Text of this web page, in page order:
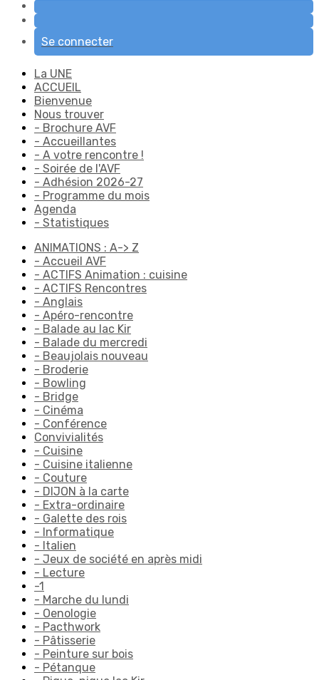
Se connecter
La UNE
ACCUEIL
Bienvenue
Nous trouver
- Brochure AVF
- Accueillantes
- A votre rencontre !
- Soirée de l'AVF
- Adhésion 2026-27
- Programme du mois
Agenda
- Statistiques
ANIMATIONS : A-> Z
- Accueil AVF
- ACTIFS Animation : cuisine
- ACTIFS Rencontres
- Anglais
- Apéro-rencontre
- Balade au lac Kir
- Balade du mercredi
- Beaujolais nouveau
- Broderie
- Bowling
- Bridge
- Cinéma
- Conférence
Convivialités
- Cuisine
- Cuisine italienne
- Couture
- DIJON à la carte
- Extra-ordinaire
- Galette des rois
- Informatique
- Italien
- Jeux de société en après midi
- Lecture
-1
- Marche du lundi
- Oenologie
- Pacthwork
- Pâtisserie
- Peinture sur bois
- Pétanque